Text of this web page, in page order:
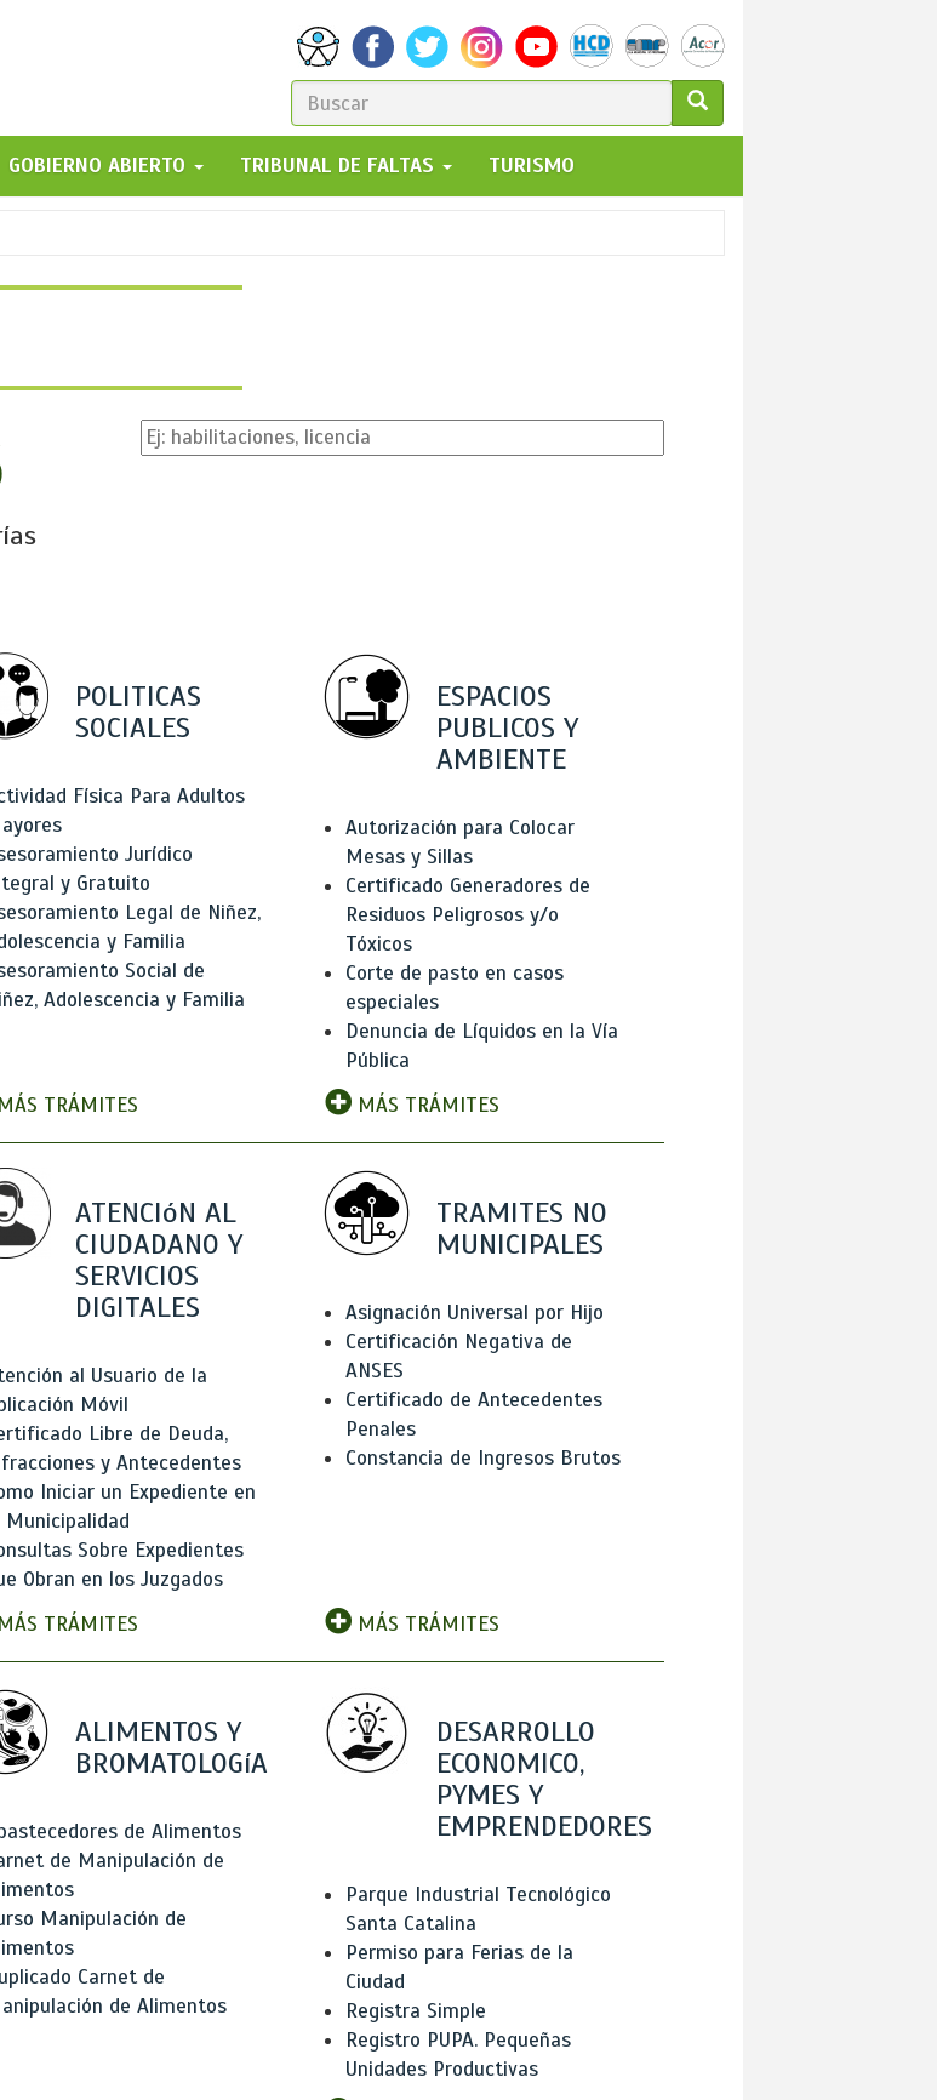
FORMULARIO
DE
BÚSQUEDA
GO!
GOBIERNO ABIERTO TRIBUNAL DE FALTAS TURISMO
POLITICAS
SOCIALES
Física Para Adultos
Jurídico
y Gratuito
Legal de Niñez,
y Familia
Social de
Adolescencia y Familia
TRÁMITES
ESPACIOS
PUBLICOS Y
AMBIENTE
Autorización para Colocar
Mesas y Sillas
Certificado Generadores de
Residuos Peligrosos y/o
Tóxicos
Corte de pasto en casos
especiales
Denuncia de Líquidos en la Vía
Pública
MÁS TRÁMITES
ATENCIóN AL
CIUDADANO Y
SERVICIOS
DIGITALES
al Usuario de la
Móvil
Libre de Deuda,
y Antecedentes
Iniciar un Expediente en
Municipalidad
Sobre Expedientes
Obran en los Juzgados
TRÁMITES
TRAMITES NO
MUNICIPALES
Asignación Universal por Hijo
Certificación Negativa de
ANSES
Certificado de Antecedentes
Penales
Constancia de Ingresos Brutos
MÁS TRÁMITES
ALIMENTOS Y
BROMATOLOGíA
de Alimentos
de Manipulación de
Manipulación de
Carnet de
de Alimentos
DESARROLLO
ECONOMICO,
PYMES Y
EMPRENDEDORES
Parque Industrial Tecnológico
Santa Catalina
Permiso para Ferias de la
Ciudad
Registra Simple
Registro PUPA. Pequeñas
Unidades Productivas